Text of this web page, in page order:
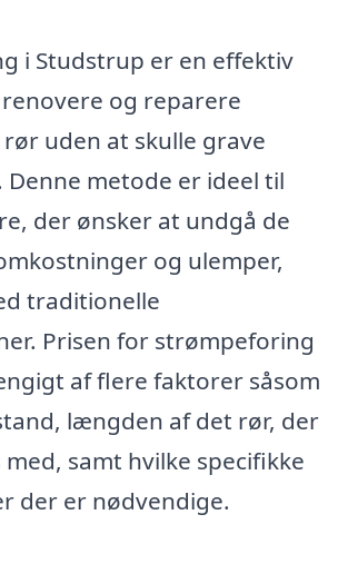
i Studstrup er en effektiv
og reparere
uden at skulle grave
metode er ideel til
der ønsker at undgå de
og ulemper,
traditionelle
Prisen for strømpeforing
af flere faktorer såsom
længden af det rør, der
samt hvilke specifikke
der er nødvendige.